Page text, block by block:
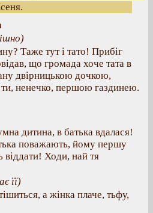
Таже тут і тато! Прибіг
що громада хоче тата в
двірницькою дочкою,
ненечко, першою газдинею.
дитина, в батька вдалася!
поважають, йому першу
віддати! Ходи, най тя
її)
а жінка плаче, тьфу,